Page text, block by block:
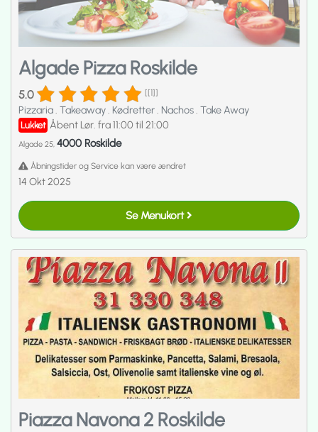
Algade Pizza Roskilde
5.0 [[1]]
Pizzaria. Takeaway. Kødretter. Nachos. Take Away
Lukket Åbent Lør. fra 11:00 til 21:00
Algade 25, 4000 Roskilde
Åbningstider og Service kan være ændret
14 Okt 2025
Se Menukort
Piazza Navona 2 Roskilde